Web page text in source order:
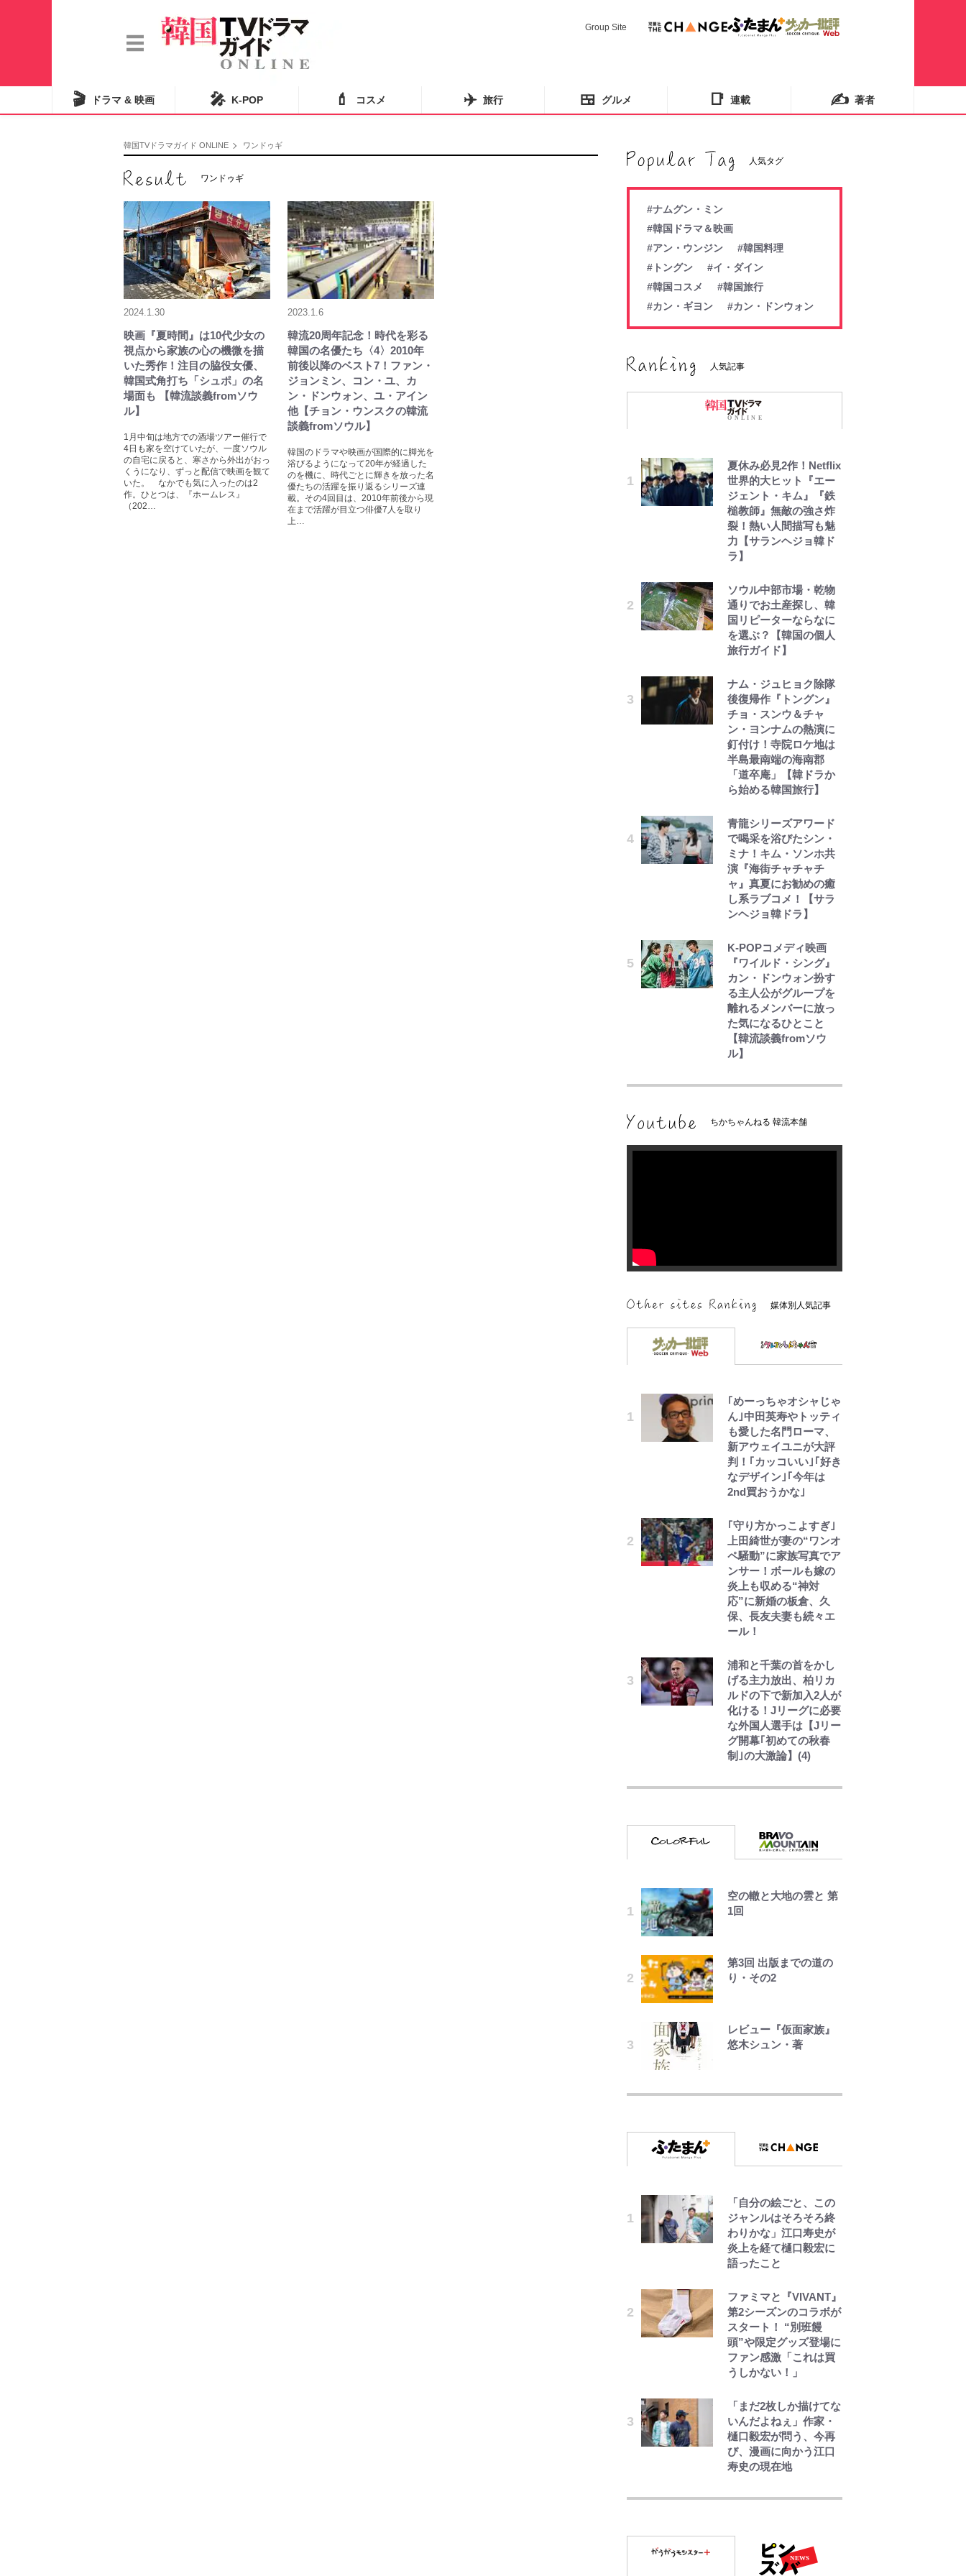
Group Site
🎬 ドラマ & 映画 🎤 K-POP 💄 コスメ ✈️ 旅行 🍱 グルメ 📑 連載 ✍️ 著者
韓国TVドラマガイド ONLINE ワンドゥギ
ワンドゥギ
2024.1.30
映画『夏時間』は10代少女の
視点から家族の心の機微を描
いた秀作！注目の脇役女優、
韓国式角打ち「シュポ」の名
場面も 【韓流談義fromソウ
ル】
1月中旬は地方での酒場ツアー催行で
4日も家を空けていたが、一度ソウル
の自宅に戻ると、寒さから外出がおっ
くうになり、ずっと配信で映画を観て
いた。 なかでも気に入ったのは2
作。ひとつは、『ホームレス』
（202…
2023.1.6
韓流20周年記念！時代を彩る
韓国の名優たち〈4〉2010年
前後以降のベスト7！ファン・
ジョンミン、コン・ユ、カ
ン・ドンウォン、ユ・アイン
他【チョン・ウンスクの韓流
談義fromソウル】
韓国のドラマや映画が国際的に脚光を
浴びるようになって20年が経過した
のを機に、時代ごとに輝きを放った名
優たちの活躍を振り返るシリーズ連
載。その4回目は、2010年前後から現
在まで活躍が目立つ俳優7人を取り
上…
人気タグ
#ナムグン・ミン
#韓国ドラマ＆映画
#アン・ウンジン
#韓国料理
#トングン
#イ・ダイン
#韓国コスメ
#韓国旅行
#カン・ギヨン
#カン・ドンウォン
人気記事
夏休み必見2作！Netflix
世界的大ヒット『エー
ジェント・キム』『鉄
槌教師』無敵の強さ炸
裂！熱い人間描写も魅
力【サランヘジョ韓ド
ラ】
ソウル中部市場・乾物
通りでお土産探し、韓
国リピーターならなに
を選ぶ？【韓国の個人
旅行ガイド】
ナム・ジュヒョク除隊
後復帰作『トングン』
チョ・スンウ＆チャ
ン・ヨンナムの熱演に
釘付け！寺院ロケ地は
半島最南端の海南郡
「道卒庵」【韓ドラか
ら始める韓国旅行】
青龍シリーズアワード
で喝采を浴びたシン・
ミナ！キム・ソンホ共
演『海街チャチャチ
ャ』真夏にお勧めの癒
し系ラブコメ！【サラ
ンヘジョ韓ドラ】
K-POPコメディ映画
『ワイルド・シング』
カン・ドンウォン扮す
る主人公がグループを
離れるメンバーに放っ
た気になるひとこと
【韓流談義fromソウ
ル】
ちかちゃんねる 韓流本舗
媒体別人気記事
｢めーっちゃオシャじゃ
ん｣中田英寿やトッティ
も愛した名門ローマ、
新アウェイユニが大評
判！｢カッコいい｣｢好き
なデザイン｣｢今年は
2nd買おうかな｣
｢守り方かっこよすぎ｣
上田綺世が妻の“ワンオ
ペ騒動”に家族写真でア
ンサー！ボールも嫁の
炎上も収める“神対
応”に新婚の板倉、久
保、長友夫妻も続々エ
ール！
浦和と千葉の首をかし
げる主力放出、柏リカ
ルドの下で新加入2人が
化ける！Jリーグに必要
な外国人選手は【Jリー
グ開幕｢初めての秋春
制｣の大激論】(4)
ゾ
浅草は日本の心だゾ
とうちゃんが出世する
ゾ
空の轍と大地の雲と 第
1回
第3回 出版までの道の
り・その2
レビュー『仮面家族』
悠木シュン・著
一端にいることを体
ハイキング」パノラマ
絶景レポ【福島県福島
青く美しい「幸せのブ
ルービー」の正体と
は？ 身近な場所で見つ
けるコツを紹介【あな
「季節の虫」の探し方
vol.21】
アユは「怒らせて掛け
る」魚だった！ ルアー
を追わせて釣りあげる
ジナリティ＆おもしろ
さを知る
「自分の絵ごと、この
ジャンルはそろそろ終
わりかな」江口寿史が
炎上を経て樋口毅宏に
語ったこと
ファミマと『VIVANT』
第2シーズンのコラボが
スタート！ “別班饅
頭”や限定グッズ登場に
ファン感激「これは買
うしかない！」
「まだ2枚しか描けてな
いんだよねぇ」作家・
樋口毅宏が問う、今再
び、漫画に向かう江口
寿史の現在地
ぜ私服なのか…高級ブ
「ちゃんとおじいちゃ